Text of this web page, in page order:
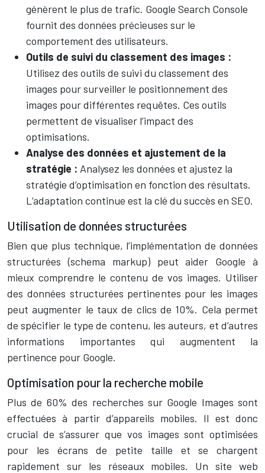
génèrent le plus de trafic. Google Search Console
fournit des données précieuses sur le
comportement des utilisateurs.
Outils de suivi du classement des images :
Utilisez des outils de suivi du classement des
images pour surveiller le positionnement des
images pour différentes requêtes. Ces outils
permettent de visualiser l’impact des
optimisations.
Analyse des données et ajustement de la
stratégie : Analysez les données et ajustez la
stratégie d’optimisation en fonction des résultats.
L’adaptation continue est la clé du succès en SEO.
Utilisation de données structurées
Bien que plus technique, l’implémentation de données
structurées (schema markup) peut aider Google à
mieux comprendre le contenu de vos images. Utiliser
des données structurées pertinentes pour les images
peut augmenter le taux de clics de 10%. Cela permet
de spécifier le type de contenu, les auteurs, et d’autres
informations importantes qui augmentent la
pertinence pour Google.
Optimisation pour la recherche mobile
Plus de 60% des recherches sur Google Images sont
effectuées à partir d’appareils mobiles. Il est donc
crucial de s’assurer que vos images sont optimisées
pour les écrans de petite taille et se chargent
rapidement sur les réseaux mobiles. Un site web